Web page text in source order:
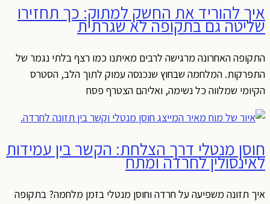
איך להוריד את החשק למתוק: כך תחזירו
שליטה גם בתקופה לא שגרתית
התקופה האחרונה מרגישה לרבים מאיתנו כמו רצף בלתי נגמר של
התפרקות. המלחמה שבחוץ שנכנסה עמוק לתוך הלב, הסטרס
הקיומי שמלווה כל נשימה, ואליהם הצטרף פסח
חוסן מנטלי דרך הצלחת: הקשר בין עמידות
לאינסולין לחרדה ומתח
איך תזונה משפיעה על חרדה וחוסן מנטלי בזמן מלחמה? בתקופה